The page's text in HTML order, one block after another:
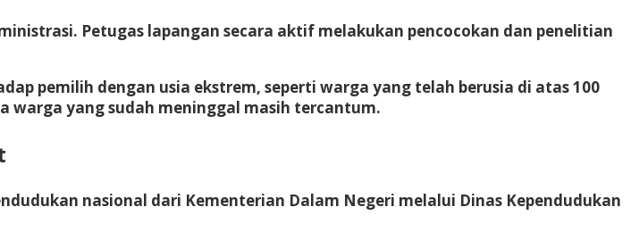
Petugas lapangan secara aktif melakukan pencocokan dan penelitian
pemilih dengan usia ekstrem, seperti warga yang telah berusia di atas 100
warga yang sudah meninggal masih tercantum.
nasional dari Kementerian Dalam Negeri melalui Dinas Kependudukan